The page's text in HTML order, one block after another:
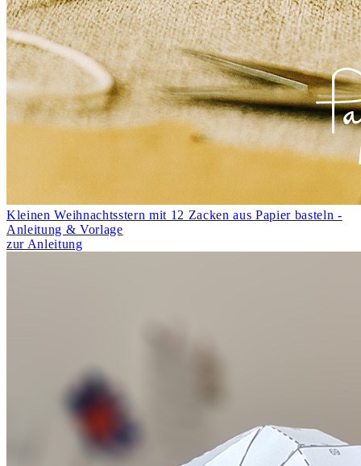
Kleinen Weihnachtsstern mit 12 Zacken aus Papier basteln -
Anleitung & Vorlage
zur Anleitung